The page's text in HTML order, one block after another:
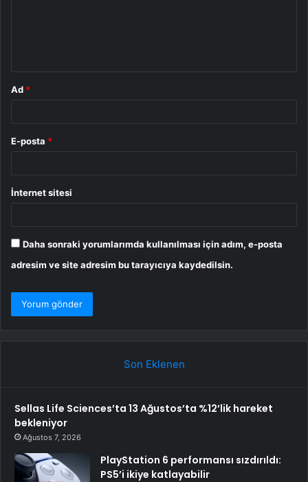
Ad *
E-posta *
İnternet sitesi
Daha sonraki yorumlarımda kullanılması için adım, e-posta
adresim ve site adresim bu tarayıcıya kaydedilsin.
Son Eklenen
Sellas Life Sciences’ta 13 Ağustos’ta %12’lik hareket
bekleniyor
Ağustos 7, 2026
PlayStation 6 performansı sızdırıldı:
PS5’i ikiye katlayabilir